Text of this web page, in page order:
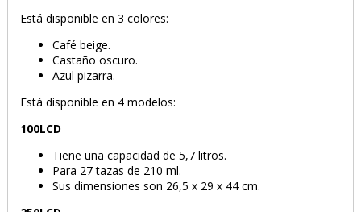
Está disponible en 3 colores:
Café beige.
Castaño oscuro.
Azul pizarra.
Está disponible en 4 modelos:
100LCD
Tiene una capacidad de 5,7 litros.
Para 27 tazas de 210 ml.
Sus dimensiones son 26,5 x 29 x 44 cm.